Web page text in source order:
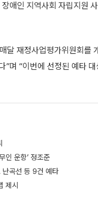
애인 지역사회 자립지원
달 재정사업평가위원회를
며 “이번에 선정된 예타
인 운항’ 정조준
곡선 등 9건 예타
제시